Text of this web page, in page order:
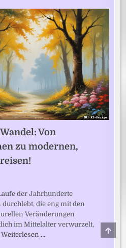
Von
zu modernen,
der Jahrhunderte
die eng mit den
Veränderungen
im Mittelalter verwurzelt,
Weiterlesen … TO